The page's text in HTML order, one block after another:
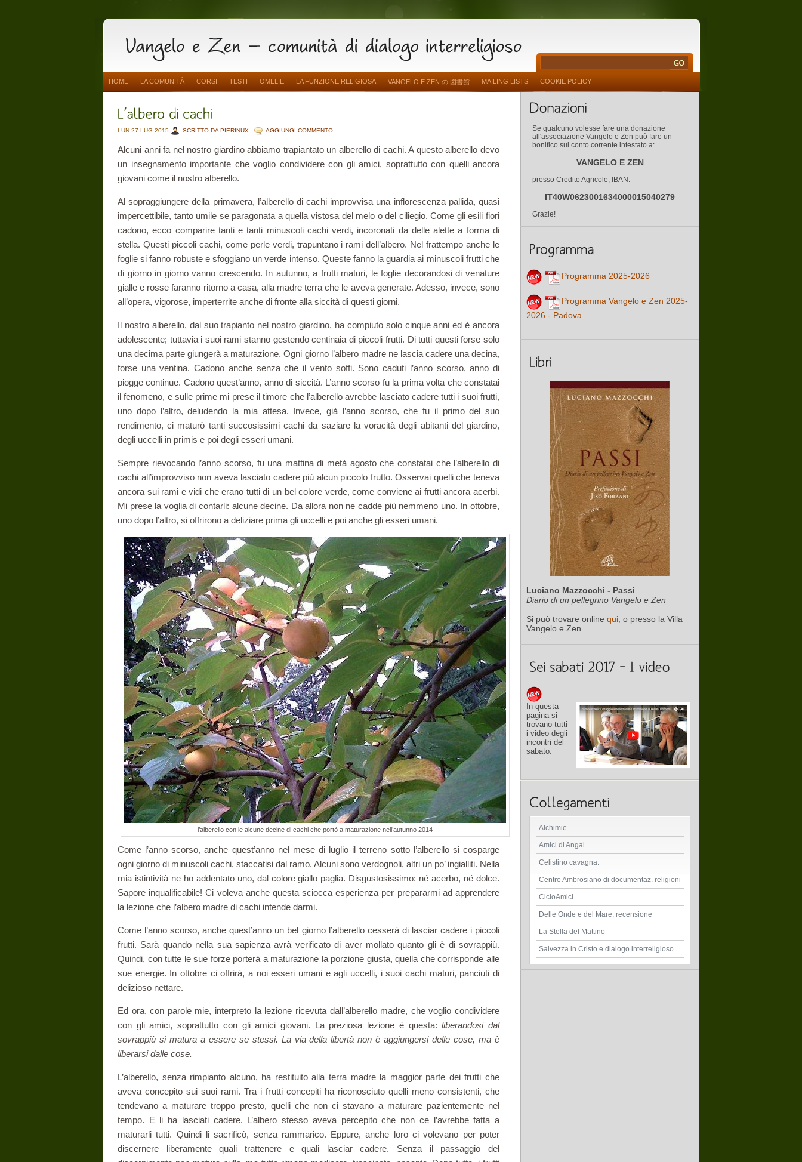
HOME LA COMUNITÀ CORSI TESTI OMELIE LA FUNZIONE RELIGIOSA VANGELO E ZEN の 図書館 MAILING LISTS COOKIE POLICY
LUN 27 LUG 2015 SCRITTO DA PIERINUX AGGIUNGI COMMENTO
Alcuni anni fa nel nostro giardino abbiamo trapiantato un alberello di cachi. A questo alberello devo
un insegnamento importante che voglio condividere con gli amici, soprattutto con quelli ancora
giovani come il nostro alberello.
Al sopraggiungere della primavera, l’alberello di cachi improvvisa una inflorescenza pallida, quasi
impercettibile, tanto umile se paragonata a quella vistosa del melo o del ciliegio. Come gli esili fiori
cadono, ecco comparire tanti e tanti minuscoli cachi verdi, incoronati da delle alette a forma di
stella. Questi piccoli cachi, come perle verdi, trapuntano i rami dell’albero. Nel frattempo anche le
foglie si fanno robuste e sfoggiano un verde intenso. Queste fanno la guardia ai minuscoli frutti che
di giorno in giorno vanno crescendo. In autunno, a frutti maturi, le foglie decorandosi di venature
gialle e rosse faranno ritorno a casa, alla madre terra che le aveva generate. Adesso, invece, sono
all’opera, vigorose, imperterrite anche di fronte alla siccità di questi giorni.
Il nostro alberello, dal suo trapianto nel nostro giardino, ha compiuto solo cinque anni ed è ancora
adolescente; tuttavia i suoi rami stanno gestendo centinaia di piccoli frutti. Di tutti questi forse solo
una decima parte giungerà a maturazione. Ogni giorno l’albero madre ne lascia cadere una decina,
forse una ventina. Cadono anche senza che il vento soffi. Sono caduti l’anno scorso, anno di
piogge continue. Cadono quest’anno, anno di siccità. L’anno scorso fu la prima volta che constatai
il fenomeno, e sulle prime mi prese il timore che l’alberello avrebbe lasciato cadere tutti i suoi frutti,
uno dopo l’altro, deludendo la mia attesa. Invece, già l’anno scorso, che fu il primo del suo
rendimento, ci maturò tanti succosissimi cachi da saziare la voracità degli abitanti del giardino,
degli uccelli in primis e poi degli esseri umani.
Sempre rievocando l’anno scorso, fu una mattina di metà agosto che constatai che l’alberello di
cachi all’improvviso non aveva lasciato cadere più alcun piccolo frutto. Osservai quelli che teneva
ancora sui rami e vidi che erano tutti di un bel colore verde, come conviene ai frutti ancora acerbi.
Mi prese la voglia di contarli: alcune decine. Da allora non ne cadde più nemmeno uno. In ottobre,
uno dopo l’altro, si offrirono a deliziare prima gli uccelli e poi anche gli esseri umani.
l’alberello con le alcune decine di cachi che portò a maturazione nell’autunno 2014
Come l’anno scorso, anche quest’anno nel mese di luglio il terreno sotto l’alberello si cosparge
ogni giorno di minuscoli cachi, staccatisi dal ramo. Alcuni sono verdognoli, altri un po’ ingialliti. Nella
mia istintività ne ho addentato uno, dal colore giallo paglia. Disgustosissimo: né acerbo, né dolce.
Sapore inqualificabile! Ci voleva anche questa sciocca esperienza per prepararmi ad apprendere
la lezione che l’albero madre di cachi intende darmi.
Come l’anno scorso, anche quest’anno un bel giorno l’alberello cesserà di lasciar cadere i piccoli
frutti. Sarà quando nella sua sapienza avrà verificato di aver mollato quanto gli è di sovrappiù.
Quindi, con tutte le sue forze porterà a maturazione la porzione giusta, quella che corrisponde alle
sue energie. In ottobre ci offrirà, a noi esseri umani e agli uccelli, i suoi cachi maturi, panciuti di
delizioso nettare.
Ed ora, con parole mie, interpreto la lezione ricevuta dall’alberello madre, che voglio condividere
con gli amici, soprattutto con gli amici giovani. La preziosa lezione è questa:liberandosi dal
sovrappiù si matura a essere se stessi. La via della libertà non è aggiungersi delle cose, ma è
liberarsi dalle cose.
L’alberello, senza rimpianto alcuno, ha restituito alla terra madre la maggior parte dei frutti che
aveva concepito sui suoi rami. Tra i frutti concepiti ha riconosciuto quelli meno consistenti, che
tendevano a maturare troppo presto, quelli che non ci stavano a maturare pazientemente nel
tempo. E li ha lasciati cadere. L’albero stesso aveva percepito che non ce l’avrebbe fatta a
maturarli tutti. Quindi li sacrificò, senza rammarico. Eppure, anche loro ci volevano per poter
discernere liberamente quali trattenere e quali lasciar cadere. Senza il passaggio del
Se qualcuno volesse fare una donazione
all'associazione Vangelo e Zen può fare un
bonifico sul conto corrente intestato a:
VANGELO E ZEN
presso Credito Agricole, IBAN:
IT40W0623001634000015040279
Grazie!
Programma 2025-2026
Programma Vangelo e Zen 2025-
2026 - Padova
Luciano Mazzocchi - Passi
Diario di un pellegrino Vangelo e Zen
Si può trovare online qui , o presso la Villa
Vangelo e Zen
In questa
pagina si
trovano tutti
i video degli
incontri del
sabato.
Alchimie
Amici di Angal
Celistino cavagna.
Centro Ambrosiano di documentaz. religioni
CicloAmici
Delle Onde e del Mare, recensione
La Stella del Mattino
Salvezza in Cristo e dialogo interreligioso